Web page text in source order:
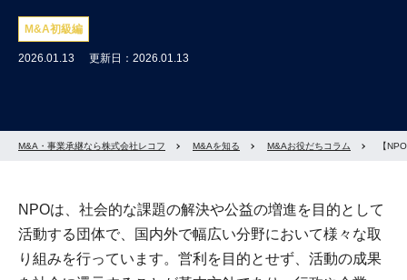
M&A初級編
2026.01.13 更新日：2026.01.13
M&A・事業承継なら株式会社レコフ M&Aを知る M&Aお役だちコラム 【
NPOは、社会的な課題の解決や公益の増進を目的として
活動する団体で、国内外で幅広い分野において様々な取
り組みを行っています。営利を目的とせず、活動の成果